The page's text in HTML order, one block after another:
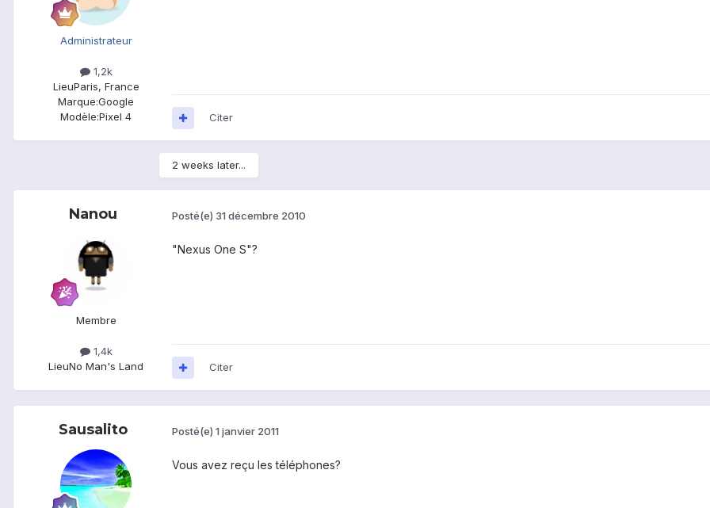
Administrateur
1,2k
LieuParis, France
Marque:Google
Modèle:Pixel 4 Citer
2 weeks later...
Nanou
Membre
1,4k
LieuNo Man's Land
Posté(e) 31 décembre 2010
"Nexus One S"?
Citer
Sausalito Posté(e) 1 janvier 2011
Vous avez reçu les téléphones?